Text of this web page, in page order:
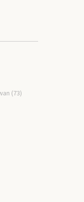
(73)